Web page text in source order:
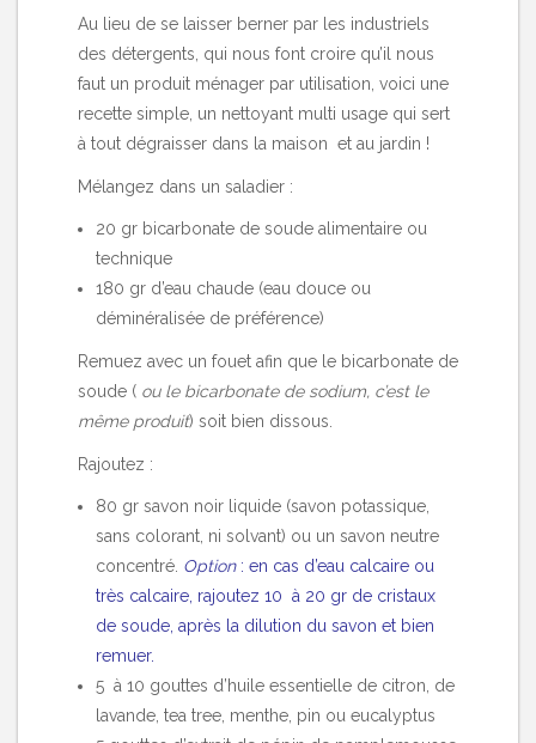
Au lieu de se laisser berner par les industriels
des détergents, qui nous font croire qu’il nous
faut un produit ménager par utilisation, voici une
recette simple, un nettoyant multi usage qui sert
à tout dégraisser dans la maison et au jardin !
Mélangez dans un saladier :
20 gr bicarbonate de soude alimentaire ou
technique
180 gr d’eau chaude (eau douce ou
déminéralisée de préférence)
Remuez avec un fouet afin que le bicarbonate de
soude ( ou le bicarbonate de sodium, c’est le
même produit) soit bien dissous.
Rajoutez :
80 gr savon noir liquide (savon potassique,
sans colorant, ni solvant) ou un savon neutre
concentré. Option: en cas d’eau calcaire ou
très calcaire, rajoutez 10 à 20 gr de cristaux
de soude, après la dilution du savon et bien
remuer.
5 à 10 gouttes d’huile essentielle de citron, de
lavande, tea tree, menthe, pin ou eucalyptus